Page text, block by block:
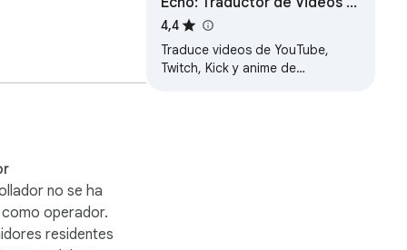
you can read
look and feel
no se ha
operador.
residentes
Subtítulos
4,4
Traduce videos de YouTube,
Twitch, Kick y anime de